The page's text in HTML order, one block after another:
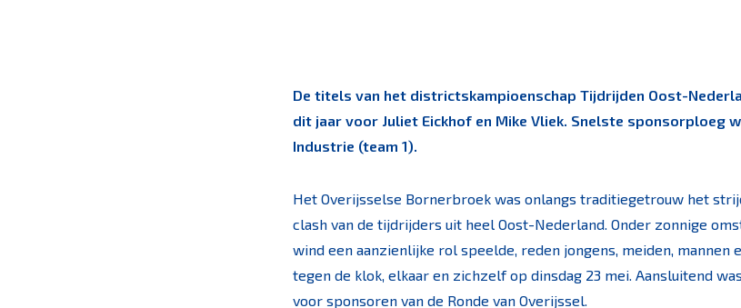
De titels van het districtskampioenschap Tijdrijden Oost-
dit jaar voor Juliet Eickhof en Mike Vliek. Snelste sponsorploeg
Industrie (team 1).
Het Overijsselse Bornerbroek was onlangs traditiegetrouw het
clash van de tijdrijders uit heel Oost-Nederland. Onder zonnige
wind een aanzienlijke rol speelde, reden jongens, meiden, mannen
tegen de klok, elkaar en zichzelf op dinsdag 23 mei. Aansluitend
voor sponsoren van de Ronde van Overijssel.